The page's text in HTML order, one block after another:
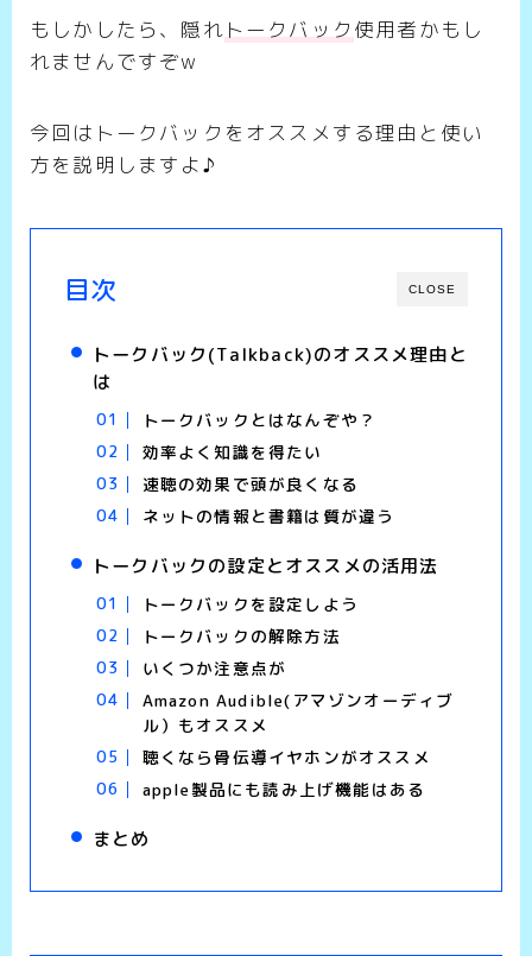
もしかしたら、隠れ トークバック 使用者かもし
れませんですぞw
今回はトークバックをオススメする理由と使い
方を説明しますよ♪
CLOSE
目次
トークバック(Talkback)のオススメ理由と
は
トークバックとはなんぞや？
効率よく知識を得たい
速聴の効果で頭が良くなる
ネットの情報と書籍は質が違う
トークバックの設定とオススメの活用法
トークバックを設定しよう
トークバックの解除方法
いくつか注意点が
Amazon Audible(アマゾンオーディブ
ル）もオススメ
聴くなら骨伝導イヤホンがオススメ
apple製品にも読み上げ機能はある
まとめ